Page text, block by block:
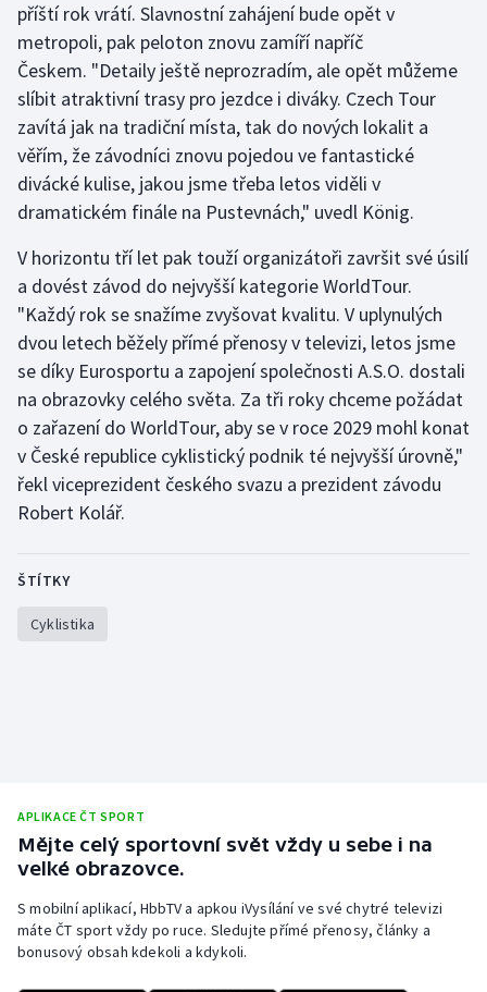
Sportovní střelba
Stolní tenis
Triatlon
Veslování
Vodní slalom
Volejbal
Ostatní
příští rok vrátí. Slavnostní zahájení bude opět v
metropoli, pak peloton znovu zamíří napříč
Českem. "Detaily ještě neprozradím, ale opět můžeme
slíbit atraktivní trasy pro jezdce i diváky. Czech Tour
zavítá jak na tradiční místa, tak do nových lokalit a
věřím, že závodníci znovu pojedou ve fantastické
divácké kulise, jakou jsme třeba letos viděli v
dramatickém finále na Pustevnách," uvedl König.
V horizontu tří let pak touží organizátoři završit své úsilí
a dovést závod do nejvyšší kategorie WorldTour.
"Každý rok se snažíme zvyšovat kvalitu. V uplynulých
dvou letech běžely přímé přenosy v televizi, letos jsme
se díky Eurosportu a zapojení společnosti A.S.O. dostali
na obrazovky celého světa. Za tři roky chceme požádat
o zařazení do WorldTour, aby se v roce 2029 mohl konat
v České republice cyklistický podnik té nejvyšší úrovně,"
řekl viceprezident českého svazu a prezident závodu
Robert Kolář.
ŠTÍTKY
Cyklistika
APLIKACE ČT SPORT
Mějte celý sportovní svět vždy u sebe i na
velké obrazovce.
S mobilní aplikací, HbbTV a apkou iVysílání ve své chytré televizi
máte ČT sport vždy po ruce. Sledujte přímé přenosy, články a
bonusový obsah kdekoli a kdykoli.